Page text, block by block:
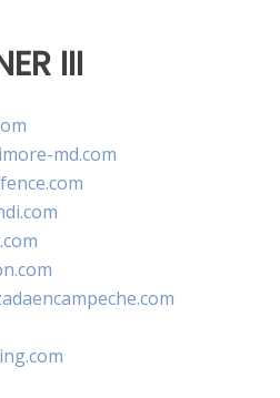
III
md.com